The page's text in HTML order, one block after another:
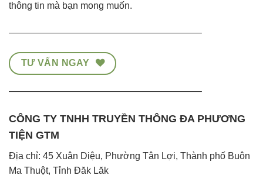
thông tin mà bạn mong muốn.
————————————————————–
TƯ VẤN NGAY
————————————————————–
CÔNG TY TNHH TRUYỀN THÔNG ĐA PHƯƠNG
TIỆN GTM
Địa chỉ: 45 Xuân Diệu, Phường Tân Lợi, Thành phố Buôn
Ma Thuột, Tỉnh Đăk Lăk